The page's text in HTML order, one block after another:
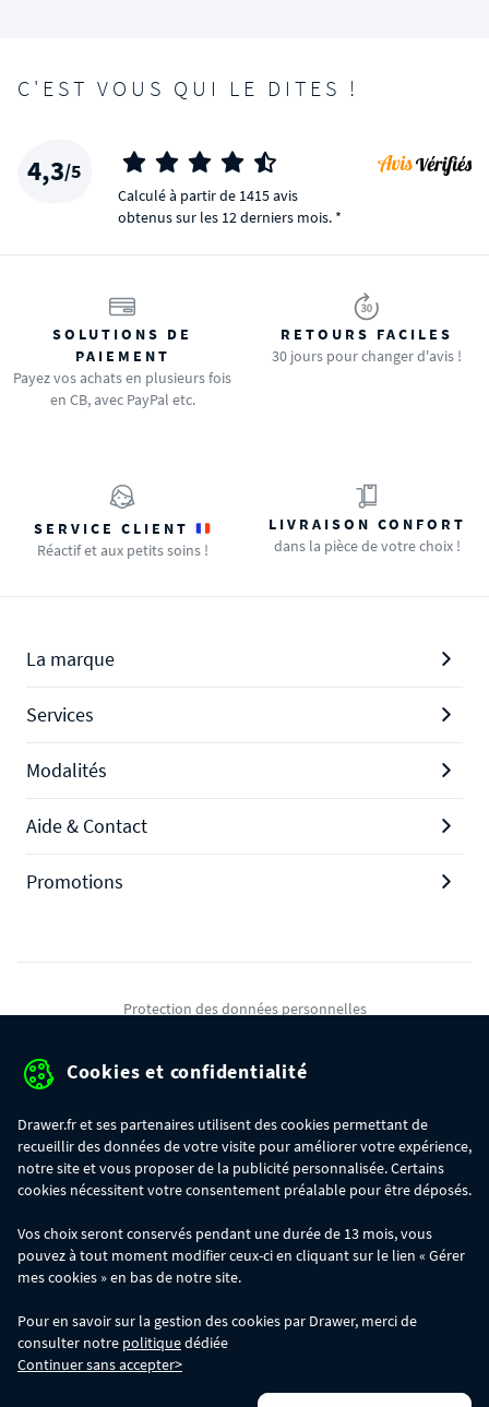
C'EST VOUS QUI LE DITES !
4,3/5
Calculé à partir de 1415 avis
obtenus sur les 12 derniers mois. *
SOLUTIONS DE
PAIEMENT
Payez vos achats en plusieurs fois
en CB, avec PayPal etc.
RETOURS FACILES
30 jours pour changer d'avis !
SERVICE CLIENT
Réactif et aux petits soins !
LIVRAISON CONFORT
dans la pièce de votre choix !
La marque
Services
Modalités
Aide & Contact
Promotions
Protection des données personnelles
Gérer mes cookies
commande :
- 30€ sur votre commande dès 300€ d'achat, avec le code BIKINI30
- 50€ sur votre commande dès 500€ d'achat, avec le code BIKINI50
Les codes BIKINI30, BIKINI50 et BIKINI100 ne sont valables que sur
www.drawer.fr; ils ne sont pas cumulables entre eux, ni avec d'autres codes
promotionnels. La remise se calculera automatiquement dans votre panier
lors de la saisie du code adéquat.
Cookies et confidentialité
Drawer.fr et ses partenaires utilisent des cookies permettant de
recueillir des données de votre visite pour améliorer votre expérience,
notre site et vous proposer de la publicité personnalisée. Certains
cookies nécessitent votre consentement préalable pour être déposés.
Vos choix seront conservés pendant une durée de 13 mois, vous
pouvez à tout moment modifier ceux-ci en cliquant sur le lien « Gérer
mes cookies » en bas de notre site.
Pour en savoir sur la gestion des cookies par Drawer, merci de
consulter notre politiquedédiée
Continuer sans accepter>